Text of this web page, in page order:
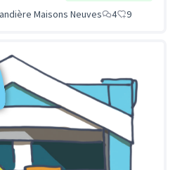
Maisons Neuves
4 9